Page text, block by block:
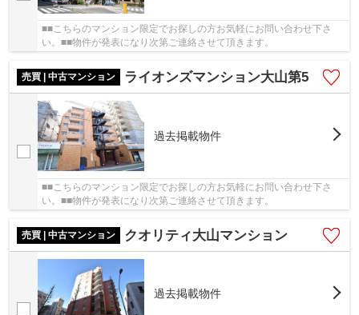
■■こちらのマンション限定でお探しの方お気軽にお問い合わせ下さ
い。■■物件が発表になり次第ご連絡させて頂きます。
売買 | 中古マンション ライオンズマンション大山第5
過去掲載物件
■■こちらのマンション限定でお探しの方お気軽にお問い合わせ下さ
い。■■物件が発表になり次第ご連絡させて頂きます。
売買 | 中古マンション クオリティ大山マンション
過去掲載物件